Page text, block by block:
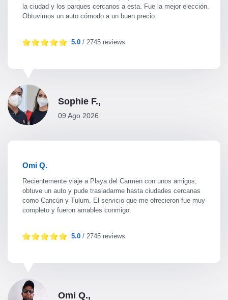
la ciudad y los parques cercanos a esta. Fue la mejor elección.
Obtuvimos un auto cómodo a un buen precio.
5.0 / 2745 reviews
Sophie F.,
09 Ago 2026
Omi Q.
Recientemente viaje a Playa del Carmen con unos amigos;
obtuve un auto y pude trasladarme hasta ciudades cercanas
como Cancún y Tulum. El servicio que me ofrecieron fue muy
completo y fueron amables conmigo.
5.0 / 2745 reviews
Omi Q.,